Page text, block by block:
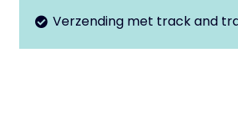
Verzending met track and